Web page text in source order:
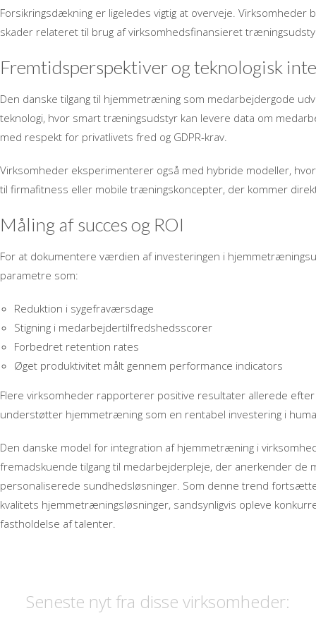
Forsikringsdækning er ligeledes vigtig at overveje.
skader relateret til brug af virksomhedsfinansieret
Fremtidsperspektiver og teknologisk
Den danske tilgang til hjemmetræning som medarbejdergode
teknologi, hvor smart træningsudstyr kan levere data om
med respekt for privatlivets fred og GDPR-krav.
Virksomheder eksperimenterer også med hybride modeller,
til firmafitness eller mobile træningskoncepter, der kommer
Måling af succes og ROI
For at dokumentere værdien af investeringen i
parametre som:
Reduktion i sygefraværsdage
Stigning i medarbejdertilfredshedsscorer
Forbedret retention rates
Øget produktivitet målt gennem performance indicators
Flere virksomheder rapporterer positive resultater allerede
understøtter hjemmetræning som en rentabel investering i
Den danske model for integration af hjemmetræning i
fremadskuende tilgang til medarbejderpleje, der anerkender
personaliserede sundhedsløsninger. Som denne trend
kvalitets hjemmetræningsløsninger, sandsynligvis opleve
fastholdelse af talenter.
Seneste nyt fra disse virksomheder: